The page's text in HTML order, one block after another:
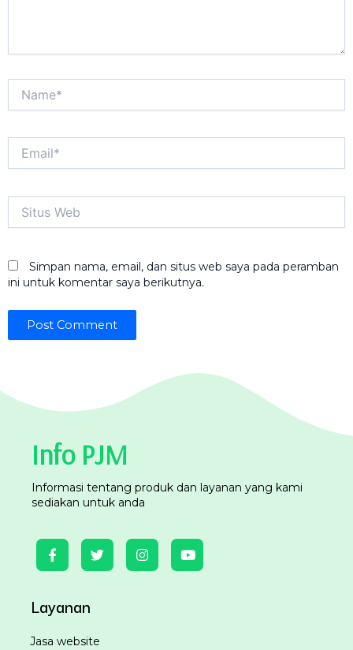
Web
Simpan nama, email, dan situs web saya pada peramban
ini untuk komentar saya berikutnya.
Info PJM
Informasi tentang produk dan layanan yang kami
sediakan untuk anda
Layanan
Jasa website